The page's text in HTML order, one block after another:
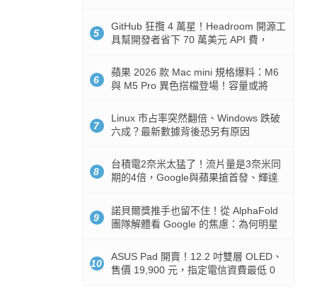
5
GitHub 狂攬 4 萬星！Headroom 開源工
具幫開發者省下 70 萬美元 API 費，
6
蘋果 2026 款 Mac mini 規格爆料：M6
與 M5 Pro 異色搭檔登場！容量或將
7
Linux 市占率突然翻倍、Windows 跌破
六成？最新數據背後恐另有原因
8
台積電2奈米太猛了！流片量是3奈米同
期的4倍，Google與蘋果搶首發、輝達
9
諾貝爾獎推手也留不住！從 AlphaFold
團隊解體看 Google 的焦慮：為何明星
10
ASUS Pad 開賣！12.2 吋雙層 OLED、
售價 19,900 元，指定電信資費最低 0